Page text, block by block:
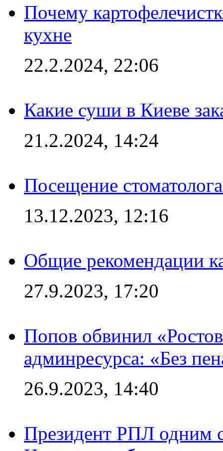
Почему
кухне
22.2.2024, 22:06
Какие суши в Киеве
21.2.2024, 14:24
Посещение
13.12.2023, 12:16
Общие рекомендации
27.9.2023, 17:20
Попов обвинил
админресурса: «Без
26.9.2023, 14:40
Президент РПЛ одним